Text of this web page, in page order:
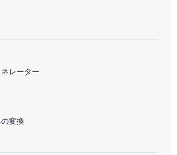
レーター
変換